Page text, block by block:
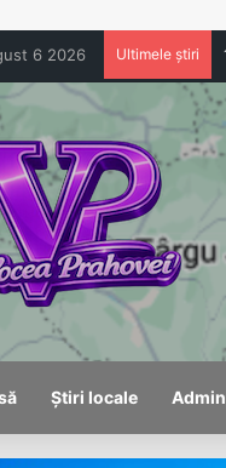
6 2026 Ultimele știri
Știri locale